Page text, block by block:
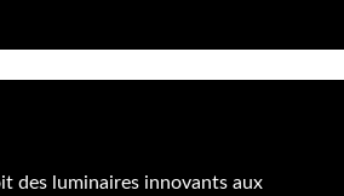
des luminaires innovants aux